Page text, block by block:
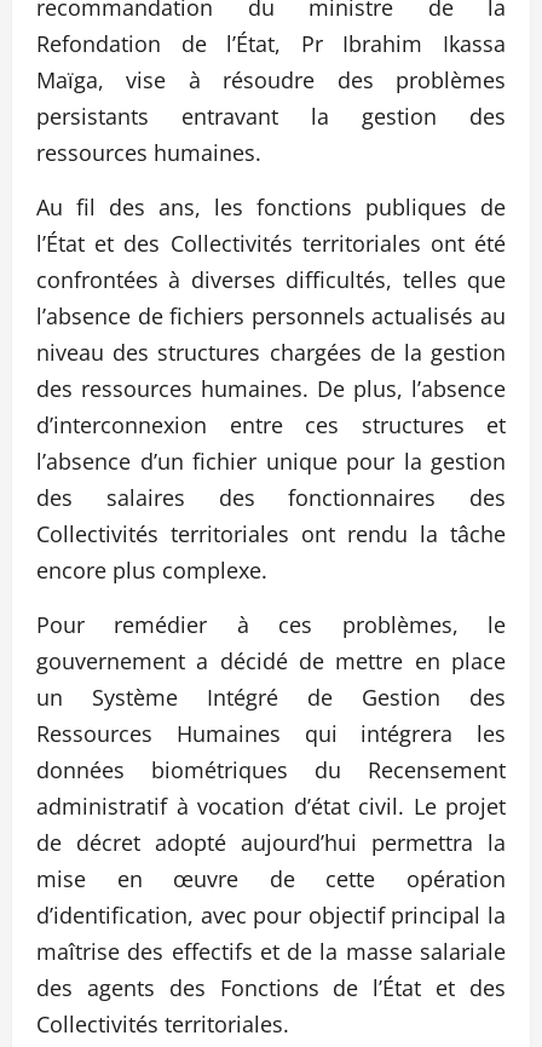
recommandation du ministre de la
Refondation de l’État, Pr Ibrahim Ikassa
Maïga, vise à résoudre des problèmes
persistants entravant la gestion des
ressources humaines.
Au fil des ans, les fonctions publiques de
l’État et des Collectivités territoriales ont été
confrontées à diverses difficultés, telles que
l’absence de fichiers personnels actualisés au
niveau des structures chargées de la gestion
des ressources humaines. De plus, l’absence
d’interconnexion entre ces structures et
l’absence d’un fichier unique pour la gestion
des salaires des fonctionnaires des
Collectivités territoriales ont rendu la tâche
encore plus complexe.
Pour remédier à ces problèmes, le
gouvernement a décidé de mettre en place
un Système Intégré de Gestion des
Ressources Humaines qui intégrera les
données biométriques du Recensement
administratif à vocation d’état civil. Le projet
de décret adopté aujourd’hui permettra la
mise en œuvre de cette opération
d’identification, avec pour objectif principal la
maîtrise des effectifs et de la masse salariale
des agents des Fonctions de l’État et des
Collectivités territoriales.